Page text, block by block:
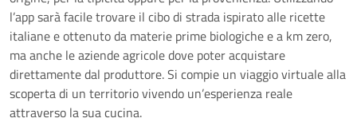
l’app sarà facile trovare il cibo di strada ispirato alle ricette
italiane e ottenuto da materie prime biologiche e a km zero,
ma anche le aziende agricole dove poter acquistare
direttamente dal produttore. Si compie un viaggio virtuale alla
scoperta di un territorio vivendo un’esperienza reale
attraverso la sua cucina.